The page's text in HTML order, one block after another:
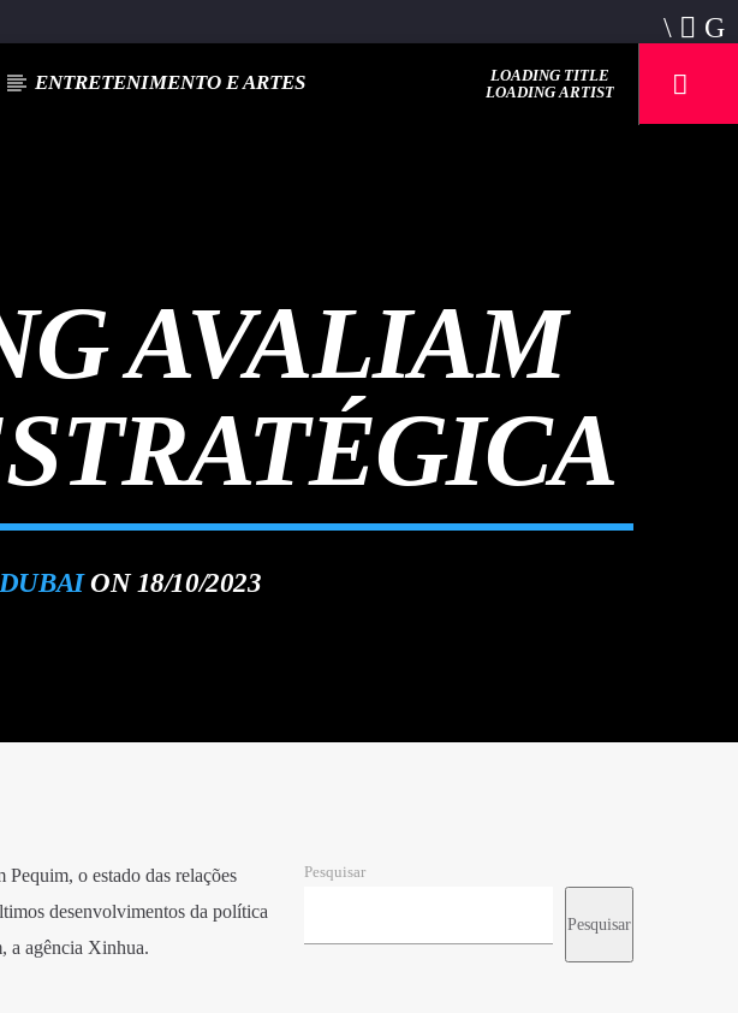
ENTRETENIMENTO E ARTES
LOADING TITLE
LOADING ARTIST
AVALIAM
ON 18/10/2023
o estado das relações
desenvolvimentos da política
a agência Xinhua.
Pesquisar
Pesquisar